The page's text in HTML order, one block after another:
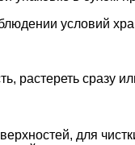
условий
растереть сразу
для